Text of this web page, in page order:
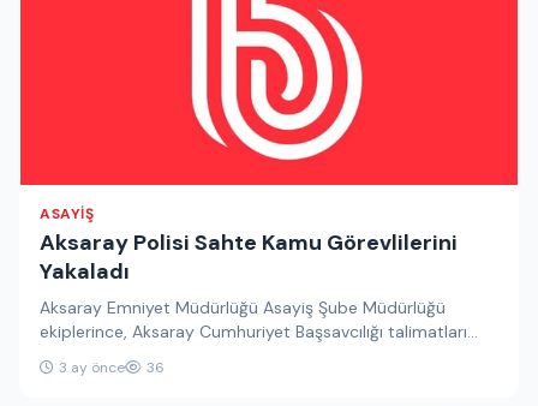
ASAYIŞ
Aksaray Polisi Sahte Kamu Görevlilerini
Yakaladı
Aksaray Emniyet Müdürlüğü Asayiş Şube Müdürlüğü
ekiplerince, Aksaray Cumhuriyet Başsavcılığı talimatları
doğrultusunda yürütülen operasyon kapsamında, farklı
illerde nitelikli…
3 ay önce 36